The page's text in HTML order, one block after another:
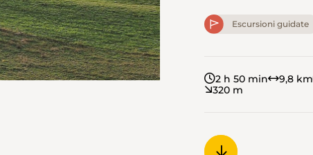
Escursioni guidate
2 h 50 min 9,8 km
320 m